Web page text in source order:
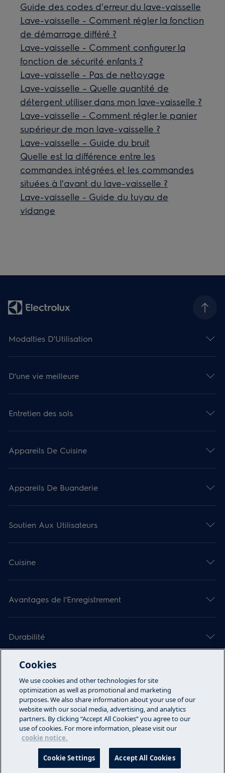
Guide des codes d'erreur du lave-vaisselle
Lave-vaisselle - Comment régler la fonction
de démarrage différé ?
Lave-vaisselle - Comment configurer la
fonction de sécurité enfants ?
Lave-vaisselle - Pas de nettoyage
Lave-vaisselle – Quelle quantité de
détergent utiliser dans mon lave-vaisselle ?
Lave-vaisselle - Comment régler le panier
supérieur de mon lave-vaisselle ?
Lave-vaisselle – Guide du bruit
Quelle est la différence entre les
commandes intégrées et les commandes
situées à l'avant du lave-vaisselle ?
Lave-vaisselle - Guide du tuyau de
vidange
Modalties D'Utilisation
D’une vie meilleure
Entretien des sols
Appareils De Cuisine
Appareils De Buanderie
Soutien Aux Utilisateurs
Cuisine
Avantages de l'Enregistrement
Durabilité
Appelez-nous
Modalties D'Utilisation
Politique De Confidentialite
Cookies
We use cookies and other technologies for site
optimization as well as promotional and marketing
purposes. We also share information about your use of our
website with our social media, advertising, and analytics
partners. By clicking “Accept All Cookies” you agree to our
use of cookies. For more information, please visit our
cookie notice.
Cookie Settings Accept All Cookies